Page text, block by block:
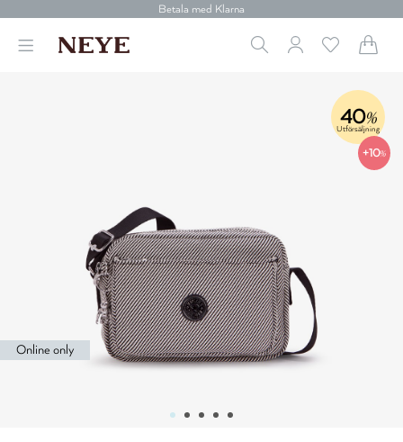
Betala med Klarna
Gratis frakt över 699 kr.
40%
Utförsäljning
+10%
Online only